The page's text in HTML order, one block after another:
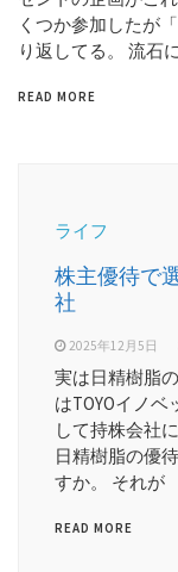
くつか参加したが
り返してる。 流石
READ MORE
ライフ
株主優待で
社
2025年12月5日
実は日精樹脂
はTOYOイノ
して持株会社
日精樹脂の優
すか。 それが
READ MORE